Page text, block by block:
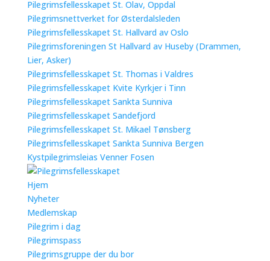
Pilegrimsfellesskapet St. Olav, Oppdal
Pilegrimsnettverket for Østerdalsleden
Pilegrimsfellesskapet St. Hallvard av Oslo
Pilegrimsforeningen St Hallvard av Huseby (Drammen,
Lier, Asker)
Pilegrimsfellesskapet St. Thomas i Valdres
Pilegrimsfellesskapet Kvite Kyrkjer i Tinn
Pilegrimsfellesskapet Sankta Sunniva
Pilegrimsfellesskapet Sandefjord
Pilegrimsfellesskapet St. Mikael Tønsberg
Pilegrimsfellesskapet Sankta Sunniva Bergen
Kystpilegrimsleias Venner Fosen
Hjem
Nyheter
Medlemskap
Pilegrim i dag
Pilegrimspass
Pilegrimsgruppe der du bor